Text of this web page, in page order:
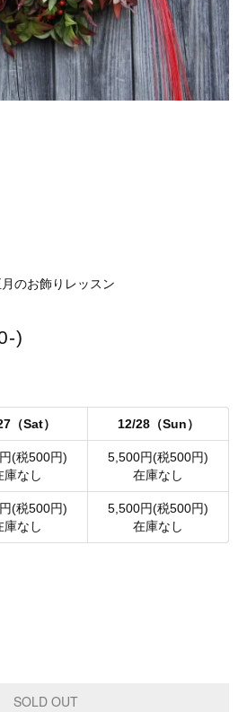
のお飾りレッスン
)
（Sat） 12/28（Sun）
(税500円)
庫なし
5,500円(税500円)
在庫なし
(税500円)
庫なし
5,500円(税500円)
在庫なし